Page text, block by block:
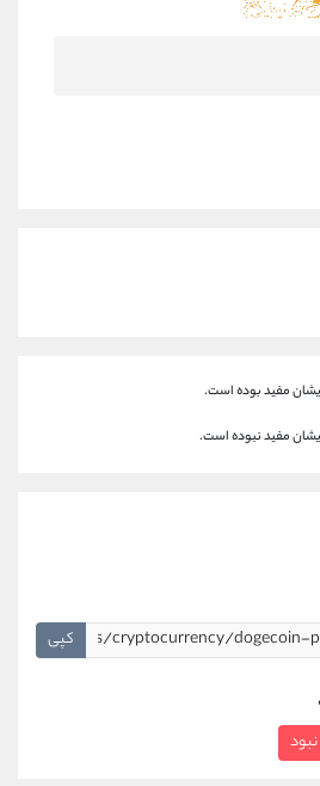
مفید بوده است.
مفید نبوده است.
کپی